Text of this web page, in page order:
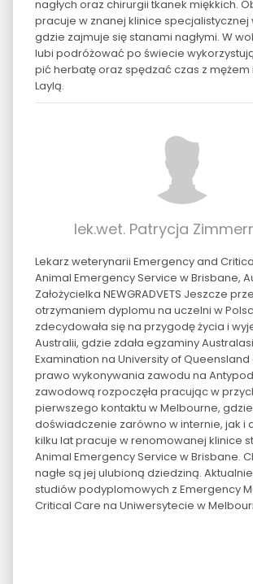
nagłych oraz chirurgii tkanek miękkich.
pracuje w znanej klinice specjalistycznej
gdzie zajmuje się stanami nagłymi. W
lubi podróżować po świecie
pić herbatę oraz spędzać czas z mężem
Laylą.
lek.wet. Patrycja
Lekarz weterynarii Emergency and
Animal Emergency Service w Brisbane,
Założycielka NEWGRADVETS Jeszcze
otrzymaniem dyplomu na uczelni w
zdecydowała się na przygodę życia i
Australii, gdzie zdała egzaminy
Examination na University of
prawo wykonywania zawodu na
zawodową rozpoczęła pracując w
pierwszego kontaktu w Melbourne,
doświadczenie zarówno w internie, jak i
kilku lat pracuje w renomowanej klinice
Animal Emergency Service w Brisbane.
nagłe są jej ulubioną dziedziną.
studiów podyplomowych z Emergency
Critical Care na Uniwersytecie w